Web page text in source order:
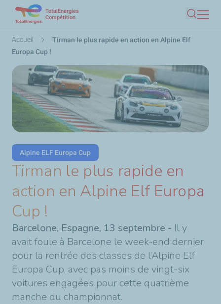
contenu
TotalEnergies
Compétition
Fil
d'Ariane
Accueil
Tirman le plus rapide en action en Alpine Elf
Europa Cup !
Alpine ELF Europa Cup
Tirman le plus rapide en
action en Alpine Elf Europa
Cup !
Barcelone, Espagne, 13 septembre - Il y
avait foule à Barcelone le week-end dernier
pour la rentrée des classes de l’Alpine Elf
Europa Cup, avec pas moins de vingt-six
voitures engagées pour cette quatrième
manche du championnat.